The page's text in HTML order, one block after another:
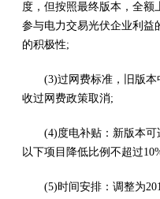
度，但按照最终版本，全额
参与电力交易光伏企业利益
的积极性;
(3)过网费标准，旧版
收过网费政策取消;
(4)度电补贴：新版本
以下项目降低比例不超过
(5)时间安排：调整为